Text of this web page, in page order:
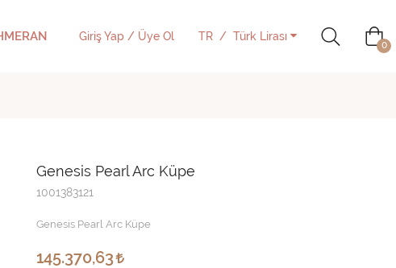
Giriş Yap / Üye Ol TR Türk Lirası
0
Genesis Pearl Arc Küpe
1001383121
Genesis Pearl Arc Küpe
145.370,63